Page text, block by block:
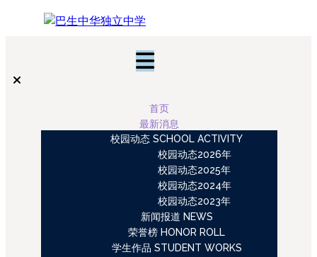
首页
最新消息
校园动态 SCHOOL ACTIVITY
校园动态2026年
校园动态2025年
校园动态2024年
校园动态2023年
新闻报道 NEWS
荣誉榜 HONOR ROLL
学生作品 STUDENT WORKS